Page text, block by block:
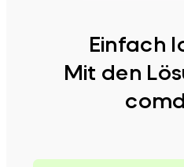
Einfach
Mit den